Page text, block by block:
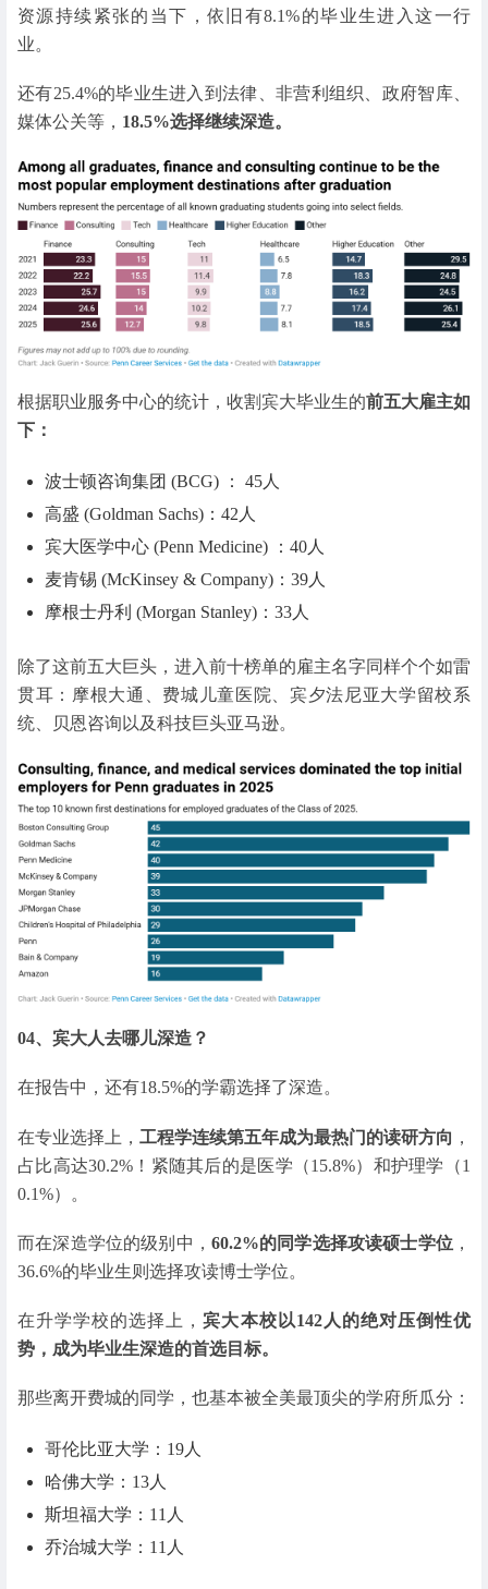
资源持续紧张的当下，依旧有8.1%的毕业生进入这一行
业。
还有25.4%的毕业生进入到法律、非营利组织、政府智库、
媒体公关等， 18.5%选择继续深造。
根据职业服务中心的统计，收割宾大毕业生的前五大雇主如
下：
波士顿咨询集团 (BCG) ： 45人
高盛 (Goldman Sachs)：42人
宾大医学中心 (Penn Medicine) ：40人
麦肯锡 (McKinsey & Company)：39人
摩根士丹利 (Morgan Stanley)：33人
除了这前五大巨头，进入前十榜单的雇主名字同样个个如雷
贯耳：摩根大通、费城儿童医院、宾夕法尼亚大学留校系
统、贝恩咨询以及科技巨头亚马逊。
04、 宾大人去哪儿深造？
在报告中，还有18.5%的学霸选择了深造。
在专业选择上， 工程学连续第五年成为最热门的读研方向 ，
占比高达30.2%！紧随其后的是医学（15.8%）和护理学（1
0.1%）。
而在深造学位的级别中， 60.2%的同学选择攻读硕士学位 ，
36.6%的毕业生则选择攻读博士学位。
在升学学校的选择上，宾大本校以142人的绝对压倒性优
势，成为毕业生深造的首选目标。
那些离开费城的同学，也基本被全美最顶尖的学府所瓜分：
哥伦比亚大学：19人
哈佛大学：13人
斯坦福大学：11人
乔治城大学：11人